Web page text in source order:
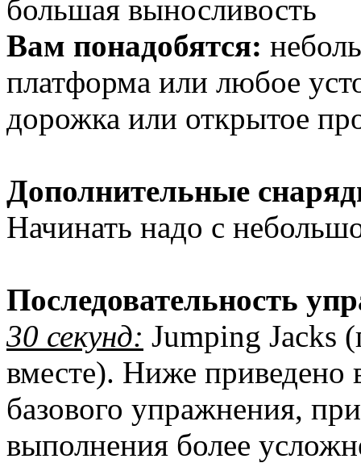
большая выносливость
Вам понадобятся:
платформа или любое
дорожка или открытое
Дополнительные
Начинать надо с
Последовательность
30 секунд: Jumping Jacks
вместе). Ниже приведено
базового упражнения,
выполнения более